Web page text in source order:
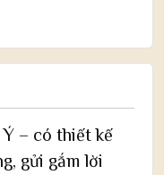
Ý – có thiết kế
gửi gắm lời